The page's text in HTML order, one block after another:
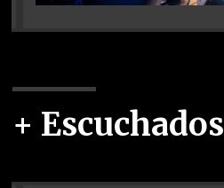
+ Escuchados